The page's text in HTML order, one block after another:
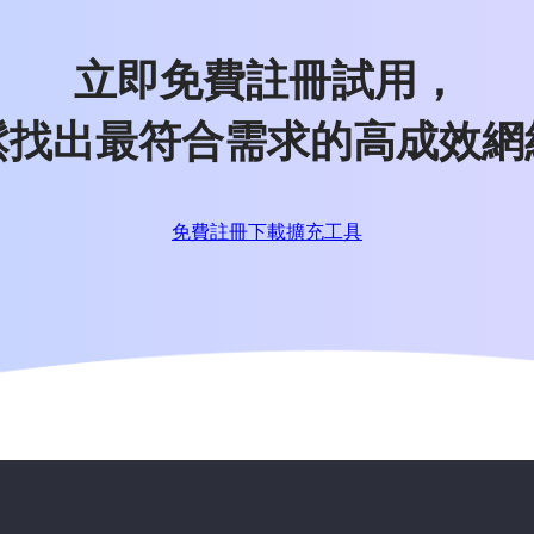
立即免費註冊試用，
出最符合需求的高成效
免費註冊下載擴充工具